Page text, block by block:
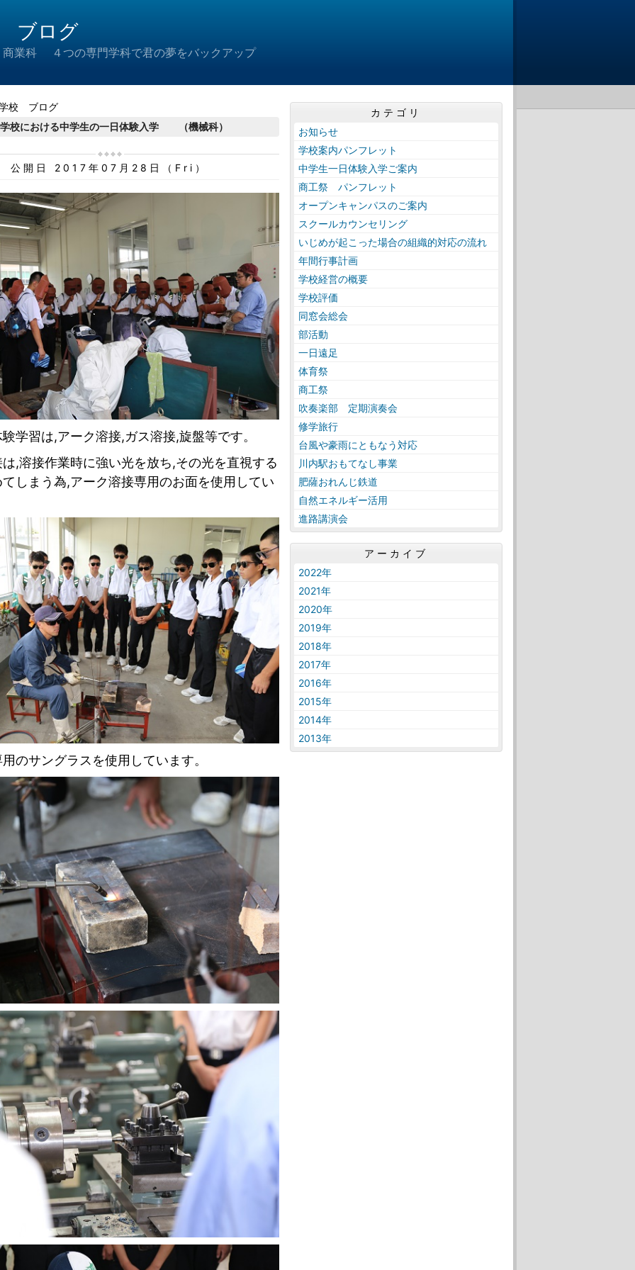
ブログ
科 ４つの専門学科で君の夢をバックアップ
校 ブログ
校における中学生の一日体験入学 （機械科）
公開日 2017年07月28日（Fri）
学習は,アーク溶接,ガス溶接,旋盤等です。
,溶接作業時に強い光を放ち,その光を直視する
しまう為,アーク溶接専用のお面を使用してい
のサングラスを使用しています。
カテゴリ
お知らせ
学校案内パンフレット
中学生一日体験入学ご案内
商工祭 パンフレット
オープンキャンパスのご案内
スクールカウンセリング
いじめが起こった場合の組織的対応の流れ
年間行事計画
学校経営の概要
学校評価
同窓会総会
部活動
一日遠足
体育祭
商工祭
吹奏楽部 定期演奏会
修学旅行
台風や豪雨にともなう対応
川内駅おもてなし事業
肥薩おれんじ鉄道
自然エネルギー活用
進路講演会
アーカイブ
2022年
2021年
2020年
2019年
2018年
2017年
2016年
2015年
2014年
2013年